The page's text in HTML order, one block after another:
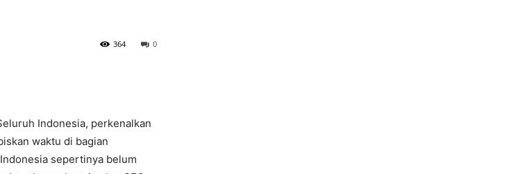
0
364
Indonesia, perkenalkan
waktu di bagian
sepertinya belum